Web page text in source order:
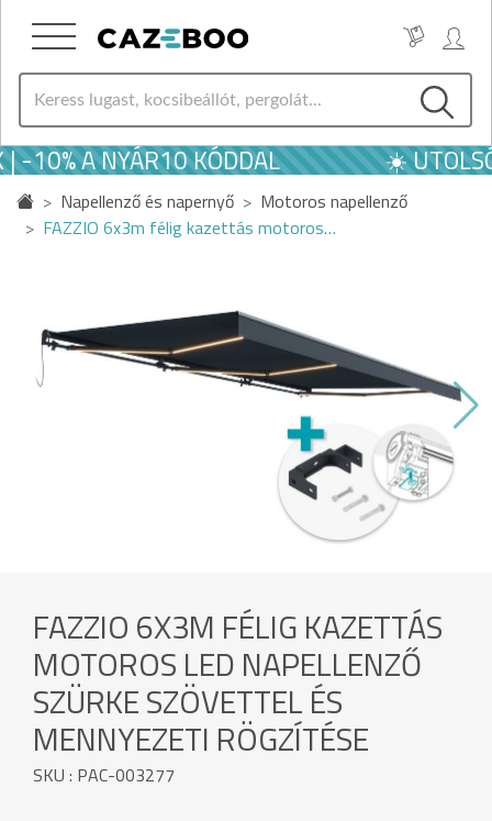
-10% A NYÁR10 KÓDDAL ☀️
Napellenző és napernyő
Motoros napellenző
FAZZIO 6x3m félig kazettás motoros…
FAZZIO 6X3M FÉLIG KAZETTÁS
MOTOROS LED NAPELLENZŐ
SZÜRKE SZÖVETTEL ÉS
MENNYEZETI RÖGZÍTÉSE
SKU : PAC-003277